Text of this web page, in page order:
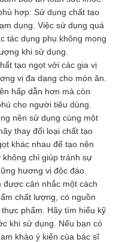
hợp: Sử dụng chất tạo
dụng. Việc sử dụng quá
tác dụng phụ không mong
khi sử dụng.
tạo ngọt với các gia vị
vị đa dạng cho món ăn.
hấp dẫn hơn mà còn
cho người tiêu dùng.
nên sử dụng cùng một
thay đổi loại chất tạo
khác nhau để tạo nên
chỉ giúp tránh sự
hương vị độc đáo.
được cân nhắc một cách
chất lượng, có nguồn
phẩm. Hãy tìm hiểu kỹ
khi sử dụng. Nếu bạn có
khảo ý kiến ​​của bác sĩ